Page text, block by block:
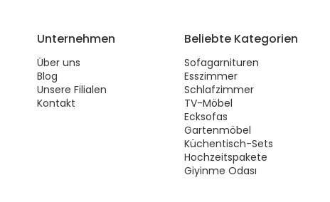
Unternehmen
Über uns
Blog
Unsere Filialen
Kontakt
Beliebte Kategorien
Sofagarnituren
Esszimmer
Schlafzimmer
TV-Möbel
Ecksofas
Gartenmöbel
Küchentisch-Sets
Hochzeitspakete
Giyinme Odası